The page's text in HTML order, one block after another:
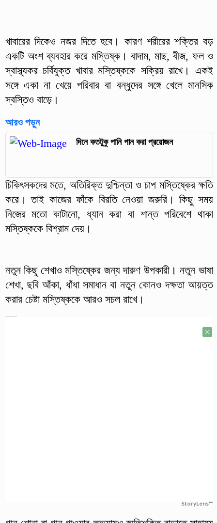
খাবারের দিকেও নজর দিতে হবে। কারণ শরীরের শক্তির বড়
একটি অংশ ব্যবহার করে মস্তিষ্ক। বাদাম, মাছ, বীজ, ফল ও
স্বাস্থ্যকর চর্বিযুক্ত খাবার মস্তিষ্ককে সক্রিয় রাখে। একই
সঙ্গে একা না খেয়ে পরিবার বা বন্ধুদের সঙ্গে খেলে মানসিক
স্বস্তিও বাড়ে।
আরও পড়ুন
দিনে কতটুকু পানি পান করা প্রয়োজন
চিকিৎসকদের মতে, অতিরিক্ত দুশ্চিন্তা ও চাপ মস্তিষ্কের ক্ষতি
করে। তাই কাজের ফাঁকে বিরতি নেওয়া জরুরি। কিছু সময়
নিজের মতো কাটানো, ধ্যান করা বা শান্ত পরিবেশে থাকা
মস্তিষ্ককে বিশ্রাম দেয়।
নতুন কিছু শেখাও মস্তিষ্কের জন্য দারুণ উপকারী। নতুন ভাষা
শেখা, ছবি আঁকা, ধাঁধা সমাধান বা নতুন কোনও দক্ষতা আয়ত্ত
করার চেষ্টা মস্তিষ্ককে আরও সচল রাখে।
StoryLens™